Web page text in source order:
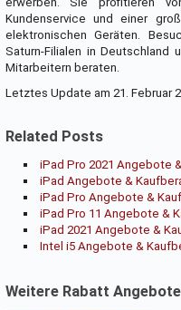
Kundenservice und einer
elektronischen Geräten.
Saturn-Filialen in Deutschland
Mitarbeitern beraten.
Letztes Update am 21. Februar
Related Posts
iPad Pro 2021 Angebote
iPad Angebote &
iPad Pro Angebote &
iPad Pro 11 Angebote &
iPad 2021 Angebote &
Intel i5 Angebote &
Weitere Rabatt